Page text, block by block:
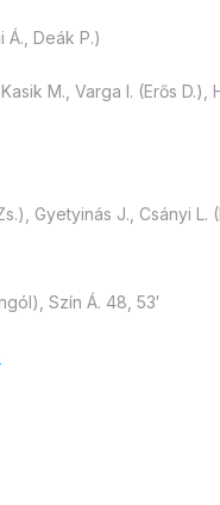
Deák P.)
M., Varga I. (Erős D.),
Gyetyinás J., Csányi L.
Szín Á. 48, 53′